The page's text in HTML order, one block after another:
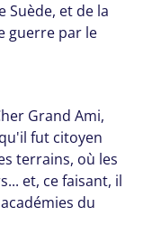
Suède, et de la
guerre par le
Grand Ami,
fut citoyen
terrains, où les
et, ce faisant, il
du